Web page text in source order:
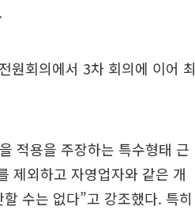
원회의에서 3차 회의에 이어 최
적용을 주장하는 특수형태 근
제외하고 자영업자와 같은 개
수는 없다”고 강조했다. 특히